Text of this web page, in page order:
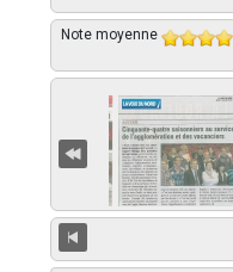
Note moyenne